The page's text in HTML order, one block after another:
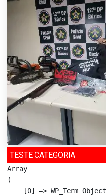
TESTE CATEGORIA
Array
(
    [0] => WP_Term Object